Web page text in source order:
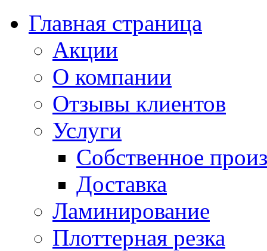
Главная страница
Акции
О компании
Отзывы клиентов
Услуги
Собственное
Доставка
Ламинирование
Плоттерная резка